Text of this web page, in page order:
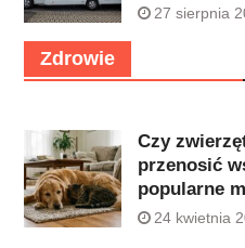
27 sierpnia
Zdrowie
Czy
przenosić
popularne
24 kwietnia